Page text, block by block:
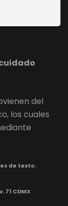
del
los cuales
de texto.
CDMX